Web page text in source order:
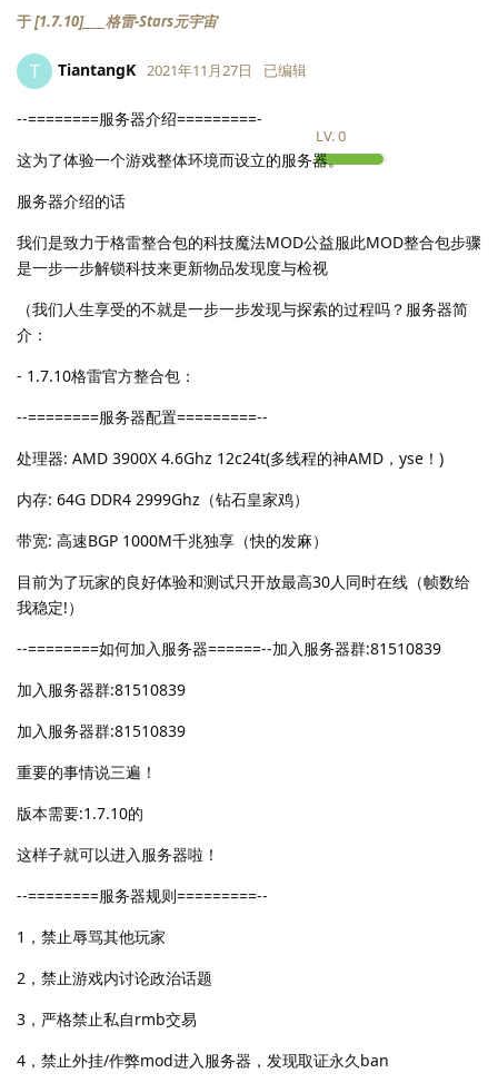
于[1.7.10]____格雷-Stars元宇宙
T TiantangK
LV.0
2021年11月27日 已编辑
--========服务器介绍=========-
这为了体验一个游戏整体环境而设立的服务器。
服务器介绍的话
我们是致力于格雷整合包的科技魔法MOD公益服此MOD整合包步骤
是一步一步解锁科技来更新物品发现度与检视
（我们人生享受的不就是一步一步发现与探索的过程吗？服务器简
介：
- 1.7.10格雷官方整合包：
--========服务器配置=========--
处理器: AMD 3900X 4.6Ghz 12c24t(多线程的神AMD，yse！)
内存: 64G DDR4 2999Ghz（钻石皇家鸡）
带宽: 高速BGP 1000M千兆独享（快的发麻）
目前为了玩家的良好体验和测试只开放最高30人同时在线（帧数给
我稳定!）
--========如何加入服务器======--加入服务器群:81510839
加入服务器群:81510839
加入服务器群:81510839
重要的事情说三遍！
版本需要:1.7.10的
这样子就可以进入服务器啦！
--========服务器规则=========--
1，禁止辱骂其他玩家
2，禁止游戏内讨论政治话题
3，严格禁止私自rmb交易
4，禁止外挂/作弊mod进入服务器，发现取证永久ban